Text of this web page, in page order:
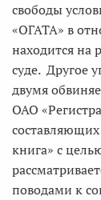
свободы
«ОГАТА» в
находится на
суде. Другое
двумя
ОАО
книга» с
поводами к